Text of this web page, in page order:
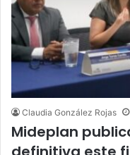
Claudia González Rojas
Mideplan